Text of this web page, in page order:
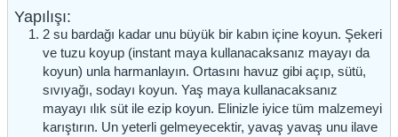
Yapılışı:
2 su bardağı kadar unu büyük bir kabın içine koyun. Şekeri
ve tuzu koyup (instant maya kullanacaksanız mayayı da
koyun) unla harmanlayın. Ortasını havuz gibi açıp, sütü,
sıvıyağı, sodayı koyun. Yaş maya kullanacaksanız
mayayı ılık süt ile ezip koyun. Elinizle iyice tüm malzemeyi
karıştırın. Un yeterli gelmeyecektir, yavaş yavaş unu ilave